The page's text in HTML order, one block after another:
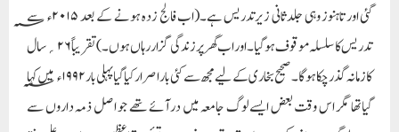
گئی اور تاہنوز وہی جلد ثانی زیرتدریس ہے۔(اب فالج زدہ ہونے کے بعد ۲۰۱۵ء؁ سے
تدریس کا سلسلہ موقوف ہوگیا ۔ اور اب گھر پر زندگی گزار رہاں ہوں۔) تقریباً ۲۶؍ سال
کا زمانہ گذرچکا ہوگا۔صحیح بخاری کے لیے مجھ سے کئی بار اصرار کیاگیا پہلی بار ۱۹۹۲ء؁ میں کہا
گیاتھا مگر اس وقت بعض ایسے لوگ جامعہ میں درآئے تھے جو اصل ذمہ داروں سے